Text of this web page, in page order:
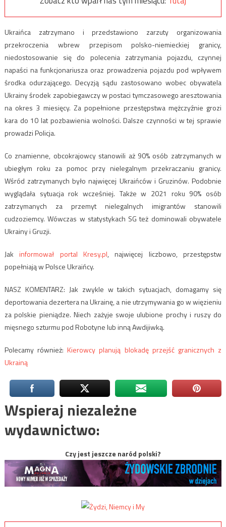
Ukraińca zatrzymano i przedstawiono zarzuty organizowania
przekroczenia wbrew przepisom polsko-niemieckiej granicy,
niedostosowanie się do polecenia zatrzymania pojazdu, czynnej
napaści na funkcjonariusza oraz prowadzenia pojazdu pod wpływem
środka odurzającego. Decyzją sądu zastosowano wobec obywatela
Ukrainy środek zapobiegawczy w postaci tymczasowego aresztowania
na okres 3 miesięcy. Za popełnione przestępstwa mężczyźnie grozi
kara do 10 lat pozbawienia wolności. Dalsze czynności w tej sprawie
prowadzi Policja.
Co znamienne, obcokrajowcy stanowili aż 90% osób zatrzymanych w
ubiegłym roku za pomoc przy nielegalnym przekraczaniu granicy.
Wśród zatrzymanych było najwięcej Ukraińców i Gruzinów. Podobnie
wyglądała sytuacja rok wcześniej. Także w 2021 roku 90% osób
zatrzymanych za przemyt nielegalnych imigrantów stanowili
cudzoziemcy. Wówczas w statystykach SG też dominowali obywatele
Ukrainy i Gruzji.
Jak informował portal Kresy.pl, najwięcej liczbowo, przestępstw
popełniają w Polsce Ukraińcy.
NASZ KOMENTARZ: Jak zwykle w takich sytuacjach, domagamy się
deportowania dezertera na Ukrainę, a nie utrzymywania go w więzieniu
za polskie pieniądze. Niech zażyje swoje ulubione prochy i ruszy do
mięsnego szturmu pod Robotyne lub inną Awdijiwką.
Polecamy również:Kierowcy planują blokadę przejść granicznych z
Ukrainą
Wspieraj niezależne
wydawnictwo:
Czy jest jeszcze naród polski?